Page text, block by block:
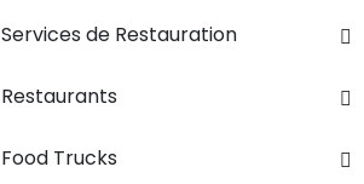
Services de Restauration
Restaurants
Food Trucks